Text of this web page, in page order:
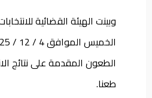
وبينت الهيئة القضائية
طعنا.